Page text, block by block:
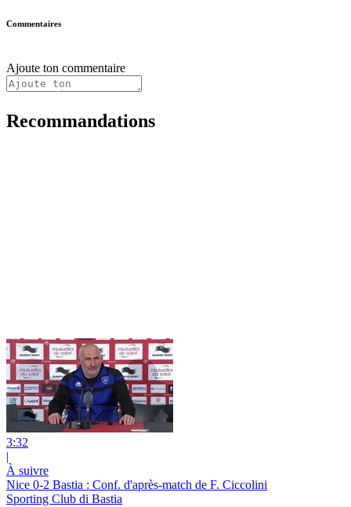
Commentaires
Ajoute ton commentaire
Recommandations
3:32
|
À suivre
Nice 0-2 Bastia : Conf. d'après-match de F. Ciccolini
Sporting Club di Bastia